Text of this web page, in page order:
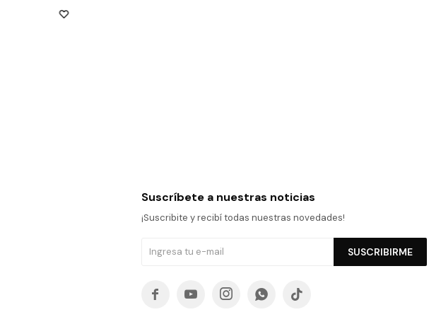
Suscríbete a nuestras noticias
¡Suscribite y recibí todas nuestras novedades!
SUSCRIBIRME
    